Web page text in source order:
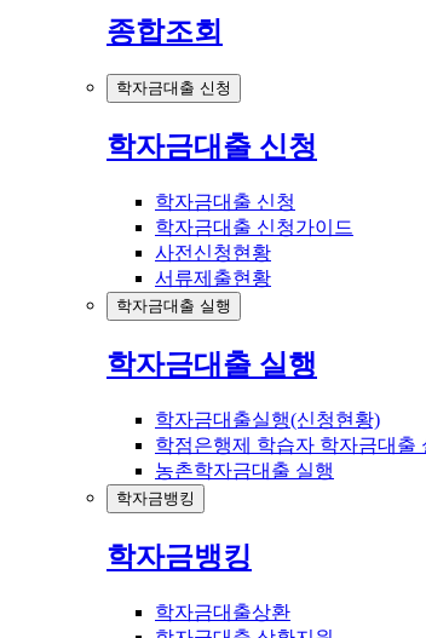
종합조회
학자금대출 신청
학자금대출 신청
학자금대출 신청
학자금대출 신청가이드
사전신청현황
서류제출현황
학자금대출 실행
학자금대출 실행
학자금대출실행(신청현황)
학점은행제 학습자 학자금대출
농촌학자금대출 실행
학자금뱅킹
학자금뱅킹
학자금대출상환